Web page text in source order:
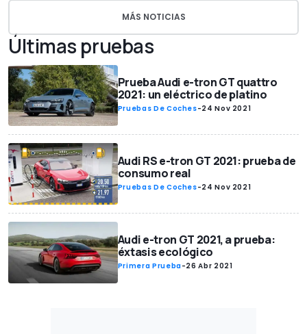
MÁS NOTICIAS
Últimas pruebas
Prueba Audi e-tron GT quattro
2021: un eléctrico de platino
Pruebas De Coches-24 Nov 2021
Audi RS e-tron GT 2021: prueba de
consumo real
Pruebas De Coches-24 Nov 2021
Audi e-tron GT 2021, a prueba:
éxtasis ecológico
Primera Prueba-26 Abr 2021